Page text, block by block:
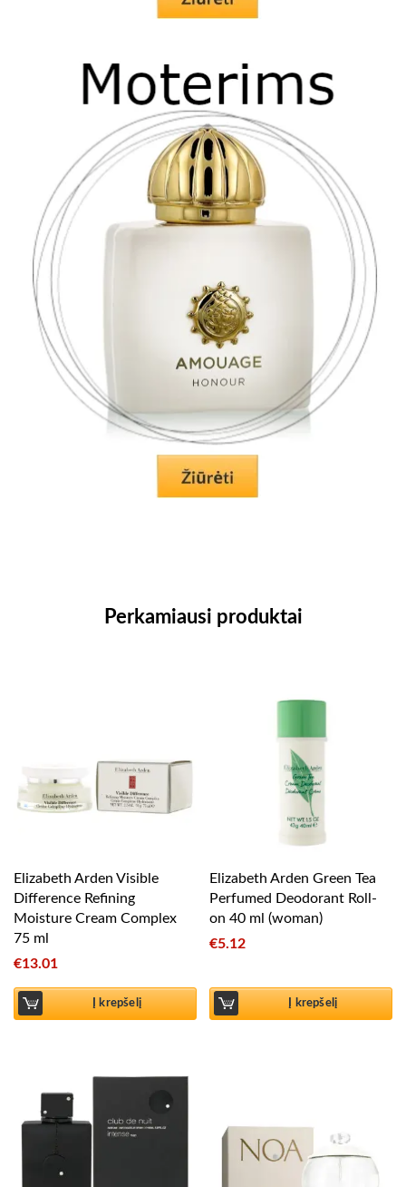
Perkamiausi produktai
Elizabeth Arden Visible
Difference Refining
Moisture Cream Complex
75 ml
€13.01
Į krepšelį
Elizabeth Arden Green Tea
Perfumed Deodorant Roll-
on 40 ml (woman)
€5.12
Į krepšelį